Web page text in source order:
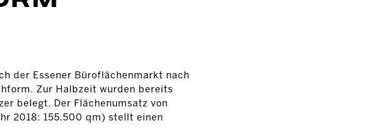
der Essener Büroflächenmarkt nach
Zur Halbzeit wurden bereits
belegt. Der Flächenumsatz von
2018: 155.500 qm) stellt einen